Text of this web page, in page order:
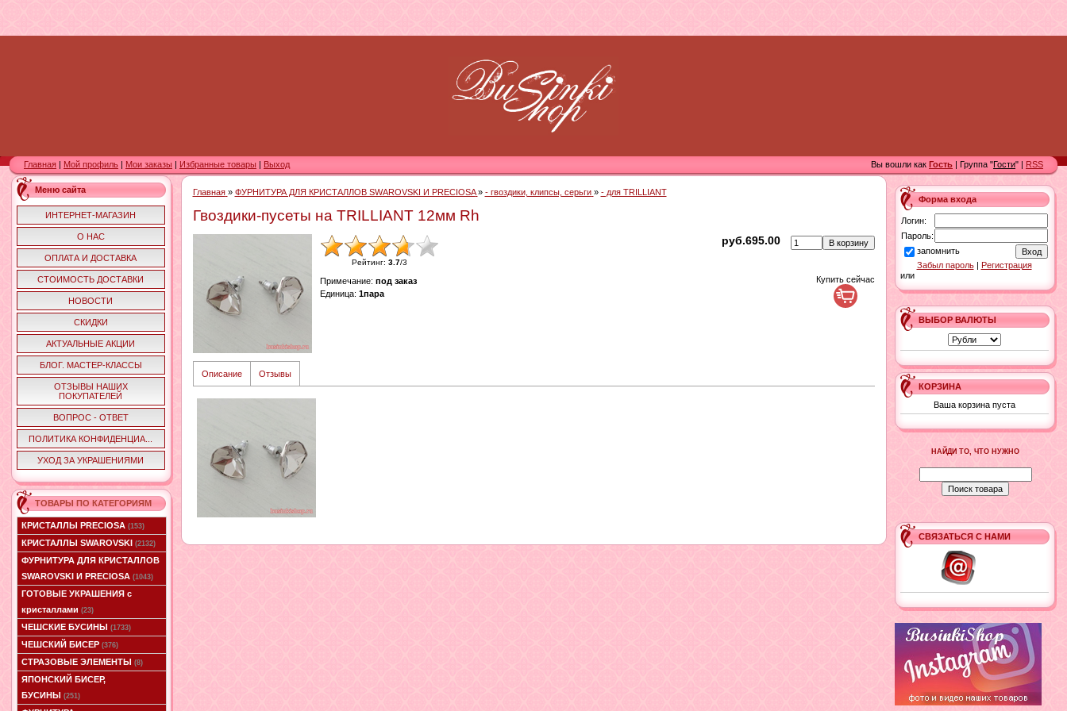
Главная Мой профиль Мои заказы Избранные товары Выход Вы вошли как Гость | Группа "Гости" | RSS
Меню сайта
ИНТЕРНЕТ-МАГАЗИН
О НАС
ОПЛАТА И ДОСТАВКА
СТОИМОСТЬ ДОСТАВКИ
НОВОСТИ
СКИДКИ
АКТУАЛЬНЫЕ АКЦИИ
БЛОГ. МАСТЕР-КЛАССЫ
ОТЗЫВЫ НАШИХ
ПОКУПАТЕЛЕЙ
ВОПРОС - ОТВЕТ
ПОЛИТИКА КОНФИДЕНЦИА...
УХОД ЗА УКРАШЕНИЯМИ
ТОВАРЫ ПО КАТЕГОРИЯМ
КРИСТАЛЛЫ PRECIOSA (153)
КРИСТАЛЛЫ SWAROVSKI (2132)
ФУРНИТУРА ДЛЯ КРИСТАЛЛОВ
SWAROVSKI И PRECIOSA (1043)
ГОТОВЫЕ УКРАШЕНИЯ с
кристаллами (23)
ЧЕШСКИЕ БУСИНЫ (1733)
ЧЕШСКИЙ БИСЕР (376)
СТРАЗОВЫЕ ЭЛЕМЕНТЫ (8)
ЯПОНСКИЙ БИСЕР,
БУСИНЫ (251)
Главная » ФУРНИТУРА ДЛЯ КРИСТАЛЛОВ SWAROVSKI И PRECIOSA » - гвоздики, клипсы, серьги » - для TRILLIANT
Гвоздики-пусеты на TRILLIANT 12мм Rh
Рейтинг: 3.7/3
руб.695.00
Примечание: под заказ
Единица: 1пара
Купить сейчас
Описание Отзывы
Форма входа
Логин:
Пароль:
запомнить
Забыл пароль|
Регистрация
или
ВЫБОР ВАЛЮТЫ
КОРЗИНА
Ваша корзина пуста
НАЙДИ ТО, ЧТО НУЖНО
СВЯЗАТЬСЯ С НАМИ